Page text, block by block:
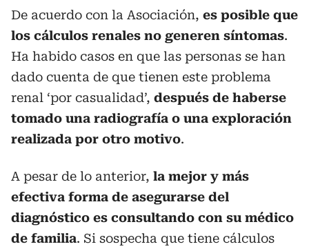
De acuerdo con la Asociación, es posible que
los cálculos renales no generen síntomas.
Ha habido casos en que las personas se han
dado cuenta de que tienen este problema
renal ‘por casualidad’, después de haberse
tomado una radiografía o una exploración
realizada por otro motivo.
A pesar de lo anterior, la mejor y más
efectiva forma de asegurarse del
diagnóstico es consultando con su médico
de familia. Si sospecha que tiene cálculos